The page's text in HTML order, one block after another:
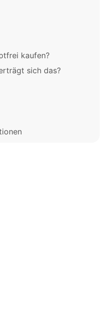
kaufen?
sich das?